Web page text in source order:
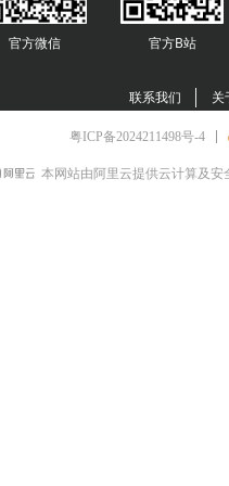
官方B站
官方微信
联系我们 关
粤ICP备2024211498号-4
本网站由阿里云提供云计算及安